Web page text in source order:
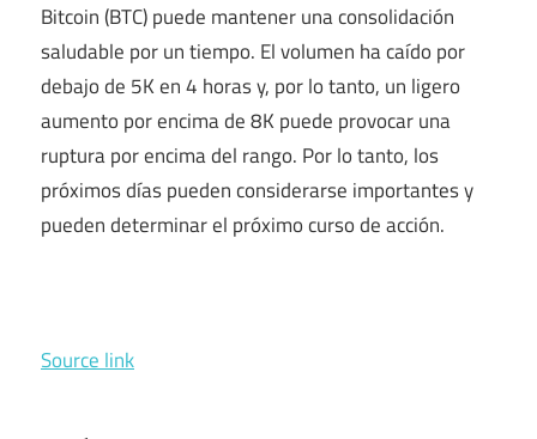
Bitcoin (BTC) puede mantener una consolidación
saludable por un tiempo. El volumen ha caído por
debajo de 5K en 4 horas y, por lo tanto, un ligero
aumento por encima de 8K puede provocar una
ruptura por encima del rango. Por lo tanto, los
próximos días pueden considerarse importantes y
pueden determinar el próximo curso de acción.
Source link